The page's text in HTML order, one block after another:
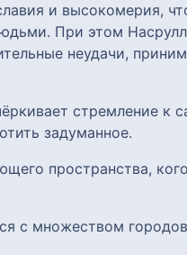
и высокомерия,
При этом
неудачи,
стремление к
задуманное.
пространства,
с множеством